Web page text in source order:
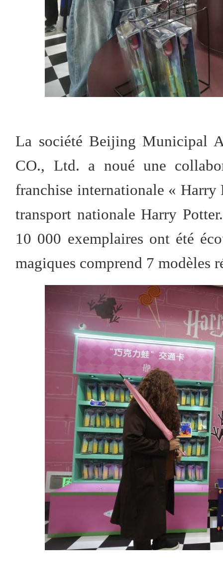
La société Beijing Municipal
CO., Ltd. a noué une
franchise internationale « Harry
transport nationale Harry
10 000 exemplaires ont été
magiques comprend 7 modèles